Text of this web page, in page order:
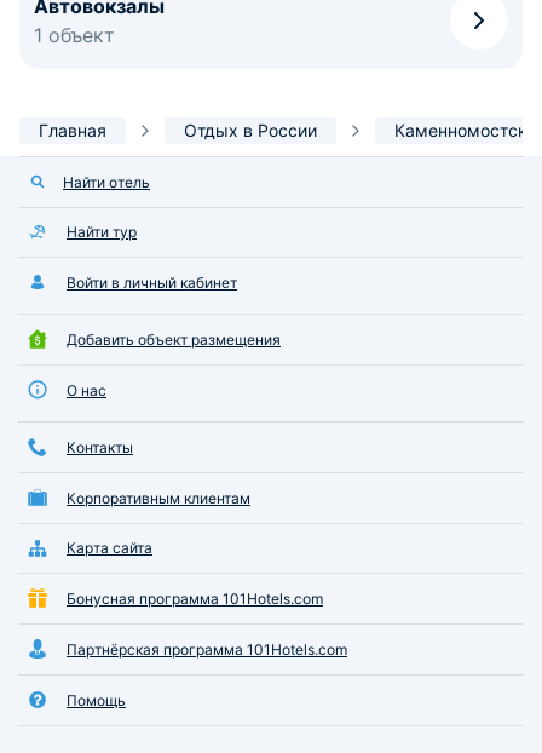
Автовокзалы
1 объект
Главная Отдых в России
Найти отель
Найти тур
Войти в личный кабинет
Добавить объект размещения
О нас
Контакты
Корпоративным клиентам
Карта сайта
Бонусная программа 101Hotels.com
Партнёрская программа 101Hotels.com
Помощь